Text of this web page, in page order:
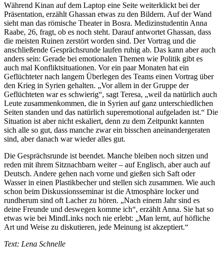
Während Kinan auf dem Laptop eine Seite weiterklickt bei der
Präsentation, erzählt Ghassan etwas zu den Bildern. Auf der Wand
sieht man das römische Theater in Bosra. Medizinstudentin Anna
Raabe, 26, fragt, ob es noch steht. Darauf antwortet Ghassan, dass
die meisten Ruinen zerstört worden sind. Der Vortrag und die
anschließende Gesprächsrunde laufen ruhig ab. Das kann aber auch
anders sein: Gerade bei emotionalen Themen wie Politik gibt es
auch mal Konfliktsituationen. Vor ein paar Monaten hat ein
Geflüchteter nach langem Überlegen des Teams einen Vortrag über
den Krieg in Syrien gehalten. „Vor allem in der Gruppe der
Geflüchteten war es schwierig“, sagt Teresa, „weil da natürlich auch
Leute zusammenkommen, die in Syrien auf ganz unterschiedlichen
Seiten standen und das natürlich superemotional aufgeladen ist.“ Die
Situation ist aber nicht eskaliert, denn zu dem Zeitpunkt kannten
sich alle so gut, dass manche zwar ein bisschen aneinandergeraten
sind, aber danach war wieder alles gut.
Die Gesprächsrunde ist beendet. Manche bleiben noch sitzen und
reden mit ihrem Sitznachbarn weiter – auf Englisch, aber auch auf
Deutsch. Andere gehen nach vorne und gießen sich Saft oder
Wasser in einen Plastikbecher und stellen sich zusammen. Wie auch
schon beim Diskussionsseminar ist die Atmosphäre locker und
rundherum sind oft Lacher zu hören. „Nach einem Jahr sind es
deine Freunde und deswegen komme ich“, erzählt Anna. Sie hat so
etwas wie bei MindLinks noch nie erlebt: „Man lernt, auf höfliche
Art und Weise zu diskutieren, jede Meinung ist akzeptiert.“
Text: Lena Schnelle